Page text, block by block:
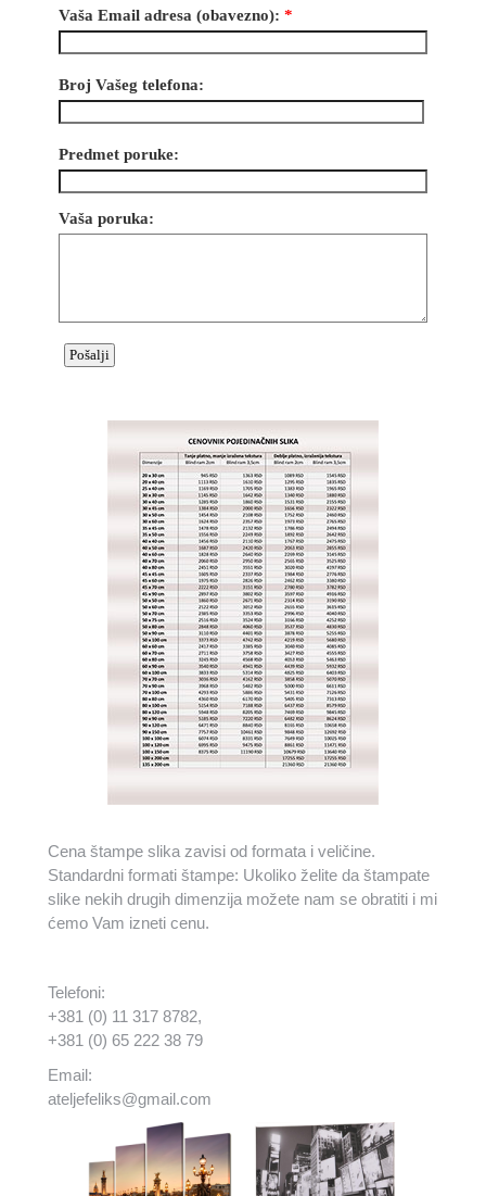
Cena štampe slika zavisi od formata i veličine.
Standardni formati štampe: Ukoliko želite da štampate
slike nekih drugih dimenzija možete nam se obratiti i mi
ćemo Vam izneti cenu.
Telefoni:
+381 (0) 11 317 8782,
+381 (0) 65 222 38 79
Email:
ateljefeliks@gmail.com